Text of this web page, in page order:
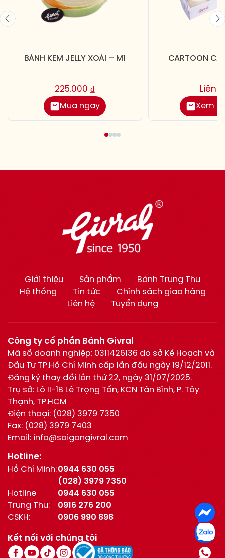
BÁNH KEM JELLY XOÀI – M1
Mua ngay
225.000 ₫
CARTOON
Xem
Liên
Giới thiệu Sản phẩm
Bánh Trung Thu
Hệ thống
Tin tức
Chính sách giao hàng
Liên hệ
Tuyển dụng
Công ty cổ phần Bánh Givral
Mã số doanh nghiệp: 0311426136 do sở Kế Hoạch và
Đầu Tư TP.Hồ Chí Minh cấp lần đầu ngày 19/12/2011.
Đăng ký thay đổi lần thứ 22, ngày 31/07/2025.
Trụ sở: Lô II-1B Lê Trọng Tấn, KCN Tân Bình, P. Tây
Thạnh, TP.HCM
Điện thoại: (028) 3979 7350
Fax: (028) 3979 7403
Email: info@saigongivral.com
Hotline:
Hồ Chí Minh:0944 630 055
(028) 3979 7350
Hotline
Trung Thu:
0944 630 055
0916 276 200
CSKH:
0906 990 898
Kết nối với chúng tôi